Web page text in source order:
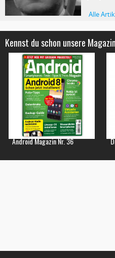
Alle
Kennst du schon unsere
Android Magazin Nr. 36